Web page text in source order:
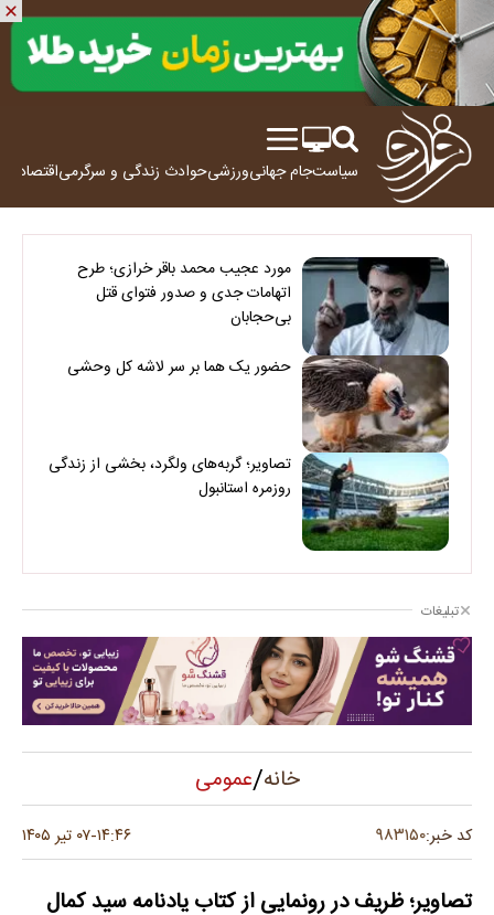
سیاستجام جهانیورزشیحوادث زندگی و سرگرمیاقتصاد
مورد عجیب محمد باقر خرازی؛ طرح
اتهامات جدی و صدور فتوای قتل
بی‌حجابان
حضور یک هما بر سر لاشه‌ کل وحشی
تصاویر؛ گربه‌های ولگرد، بخشی از زندگی
روزمره استانبول
تبلیغات
خانه/عمومی
کد خبر:۹۸۳۱۵۰ ۱۴:۴۶-۰۷ تیر ۱۴۰۵
تصاویر؛ ظریف در رونمایی از کتاب یادنامه سید کمال